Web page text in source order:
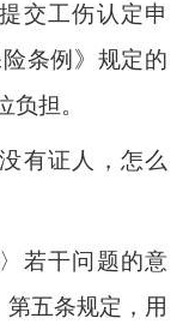
交工伤认定申
条例》规定的
担。
有证人，怎么
若干问题的意
第五条规定，用